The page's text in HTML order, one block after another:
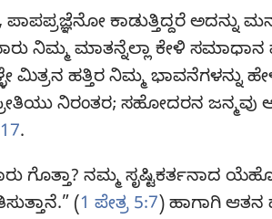
ಕಾಡುತ್ತಿದ್ದರೆ ಅದನ್ನು
ನಿಮ್ಮ ಮಾತನ್ನೆಲ್ಲಾ ಕೇಳಿ ಸಮಾಧಾನ
ಮಿತ್ರನ ಹತ್ತಿರ ನಿಮ್ಮ ಭಾವನೆಗಳನ್ನು
ನಿರಂತರ; ಸಹೋದರನ ಜನ್ಮವು
.
ಗೊತ್ತಾ? ನಮ್ಮ ಸೃಷ್ಟಿಕರ್ತನಾದ
(1 ಪೇತ್ರ 5:7) ಹಾಗಾಗಿ ಆತನ